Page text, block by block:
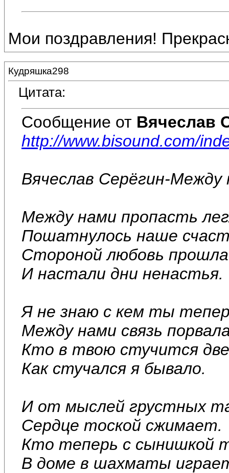
Мои поздравления!
Кудряшка298
Цитата:
Сообщение от Вячеслав
http://www.bisound.com/
Вячеслав Серёгин-Между
Между нами пропасть
Пошатнулось наше
Стороной любовь прошла
И настали дни ненастья.
Я не знаю с кем ты
Между нами связь
Кто в твою стучится
Как стучался я бывало.
И от мыслей грустных
Сердце тоской сжимает.
Кто теперь с сынишкой
В доме в шахматы